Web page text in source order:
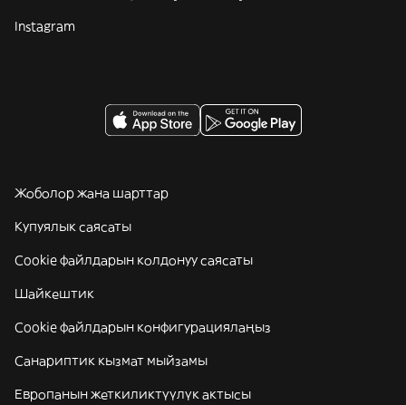
Instagram
Жоболор жана шарттар
Купуялык саясаты
Cookie файлдарын колдонуу саясаты
Шайкештик
Cookie файлдарын конфигурациялаңыз
Санариптик кызмат мыйзамы
Европанын жеткиликтүүлүк актысы